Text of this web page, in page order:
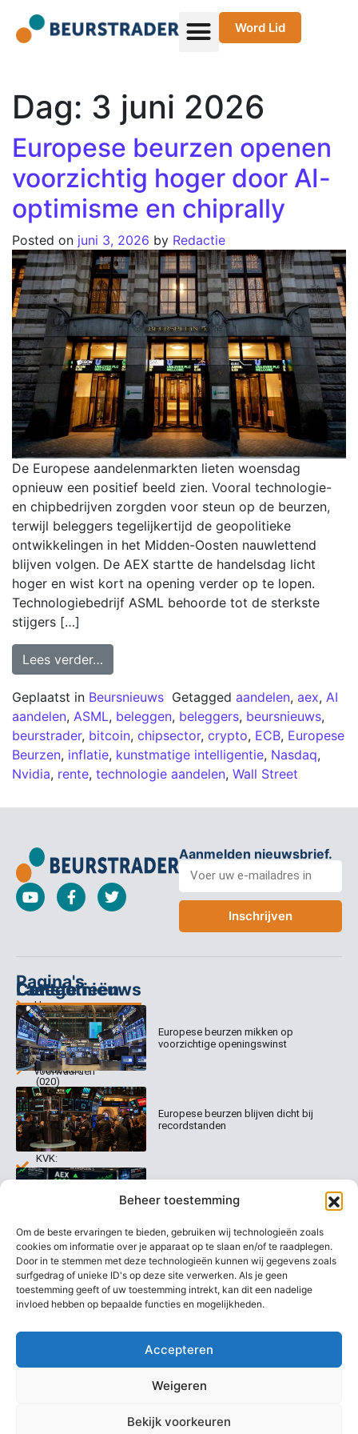
Beheer toestemming
Om de beste ervaringen te bieden, gebruiken wij technologieën zoals
cookies om informatie over je apparaat op te slaan en/of te raadplegen.
Door in te stemmen met deze technologieën kunnen wij gegevens zoals
surfgedrag of unieke ID's op deze site verwerken. Als je geen
toestemming geeft of uw toestemming intrekt, kan dit een nadelige
invloed hebben op bepaalde functies en mogelijkheden.
Accepteren
Weigeren
Bekijk voorkeuren
Word Lid
Dag: 3 juni 2026
Europese beurzen openen
voorzichtig hoger door AI-
optimisme en chiprally
Posted on juni 3, 2026 by Redactie
De Europese aandelenmarkten lieten woensdag
opnieuw een positief beeld zien. Vooral technologie-
en chipbedrijven zorgden voor steun op de beurzen,
terwijl beleggers tegelijkertijd de geopolitieke
ontwikkelingen in het Midden-Oosten nauwlettend
blijven volgen. De AEX startte de handelsdag licht
hoger en wist kort na opening verder op te lopen.
Technologiebedrijf ASML behoorde tot de sterkste
stijgers […]
Lees verder…
Geplaatst in Beursnieuws Getagged aandelen, aex, AI
aandelen, ASML, beleggen, beleggers, beursnieuws,
beurstrader, bitcoin, chipsector, crypto, ECB, Europese
Beurzen, inflatie, kunstmatige intelligentie, Nasdaq,
Nvidia, rente, technologie aandelen, Wall Street
Aanmelden nieuwsbrief.
Inschrijven
Pagina's
Home
Abonnementen
Dagcommentaar
Tradealert
Organisatie
Contact
Categorieën
Columns
Dagcommentaar
Algemene
voorwaarden
Disclaimer
Welk
abonnement
kiezen
Contact
Keizersgracht
520
1017 EK
Amsterdam
(020)
231
0020
info@beurstrader.nl
KVK:
99197022
Laatste nieuws
Europese beurzen mikken op
voorzichtige openingswinst
Europese beurzen blijven dicht bij
recordstanden
AEX nadert opnieuw zijn hoogste
niveau ooit
Europese beurzen stijgen richting
nieuwe records